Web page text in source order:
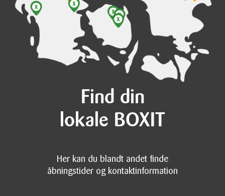
Find din
lokale BOXIT
Her kan du blandt andet finde
åbningstider og kontaktinformation